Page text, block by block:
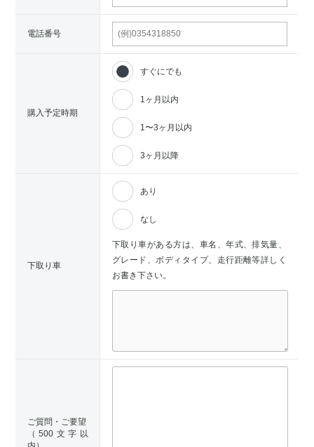
電話番号
購入予定時期
すぐにでも
1ヶ月以内
1〜3ヶ月以内
3ヶ月以降
下取り車
あり
なし
下取り車がある方は、車名、年式、排気量、
グレード、ボディタイプ、走行距離等詳しく
お書き下さい。
ご質問・ご要望
（500文字以